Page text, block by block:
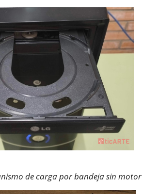
de carga por bandeja sin motor